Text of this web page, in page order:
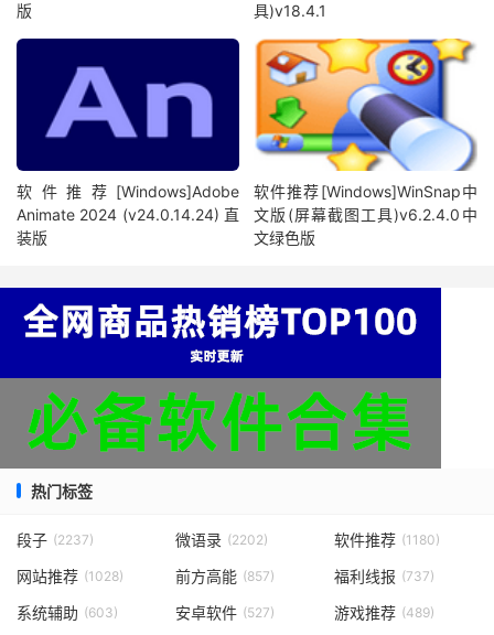
版
具)v18.4.1
软件推荐[Windows]Adobe
Animate 2024 (v24.0.14.24) 直
装版
软件推荐[Windows]WinSnap中
文版(屏幕截图工具)v6.2.4.0中
文绿色版
热门标签
段子 (2237) 微语录 (2202) 软件推荐 (1180)
网站推荐 (1028) 前方高能 (857) 福利线报 (737)
系统辅助 (603) 安卓软件 (527) 游戏推荐 (489)